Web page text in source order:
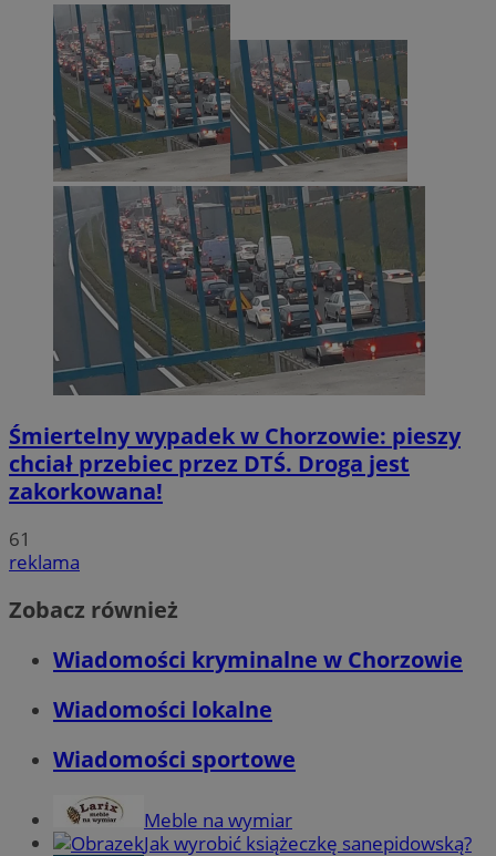
Śmiertelny wypadek w Chorzowie: pieszy
chciał przebiec przez DTŚ. Droga jest
zakorkowana!
61
reklama
Zobacz również
Wiadomości kryminalne w Chorzowie
Wiadomości lokalne
Wiadomości sportowe
Meble na wymiar
Jak wyrobić książeczkę sanepidowską?